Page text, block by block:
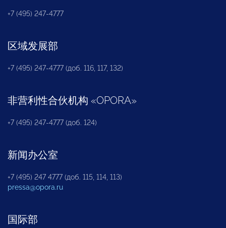
+7 (495) 247-4777
区域发展部
+7 (495) 247-4777 (доб. 116, 117, 132)
非营利性合伙机构 «OPORA»
+7 (495) 247-4777 (доб. 124)
新闻办公室
+7 (495) 247 4777 (доб. 115, 114, 113)
pressa@opora.ru
国际部